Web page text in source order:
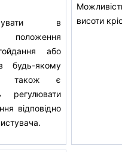
в
або
будь-якому
також є
регулювати
відповідно
висоти